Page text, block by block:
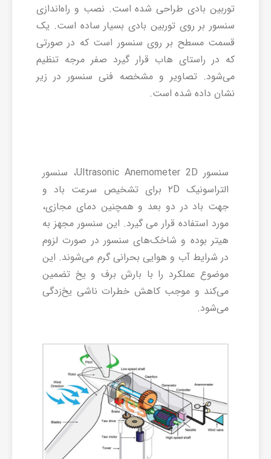
توربین بادی طراحی شده است. نصب و راه‌اندازی
سنسور بر روی توربین بادی بسیار ساده است. یک
قسمت مسطح بر روی سنسور است که در صورتی
که در راستای هاب قرار گیرد صفر مرجه تنظیم
می‌شود. تصاویر و مشخصه فنی سنسور در زیر
نشان داده شده است.
سنسور Ultrasonic Anemometer 2D، سنسور
التراسونیک ۲D برای تشخیص سرعت باد و
جهت باد در دو بعد و همچنین دمای مجازی،
مورد استفاده قرار می گیرد. این سنسور مجهز به
هیتر بوده و شاخک‌های سنسور در صورت لزوم
در شرایط آب و هوایی بحرانی گرم می‌شوند. این
موضوع عملکرد را با بارش برف و یخ تضمین
می‌کند و موجب کاهش خطرات ناشی یخ‌زدگی
می‌شود.